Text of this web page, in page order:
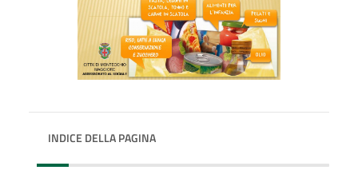
INDICE DELLA PAGINA